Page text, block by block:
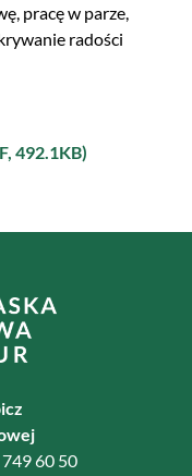
pracę w parze,
radości
492.1KB)
60 50